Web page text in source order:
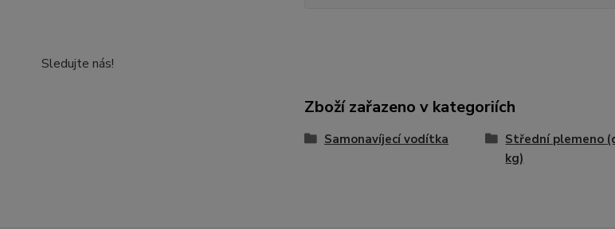
Sledujte nás!
Zboží zařazeno v kategoriích
Samonavíjecí vodítka
Střední plemeno
kg)